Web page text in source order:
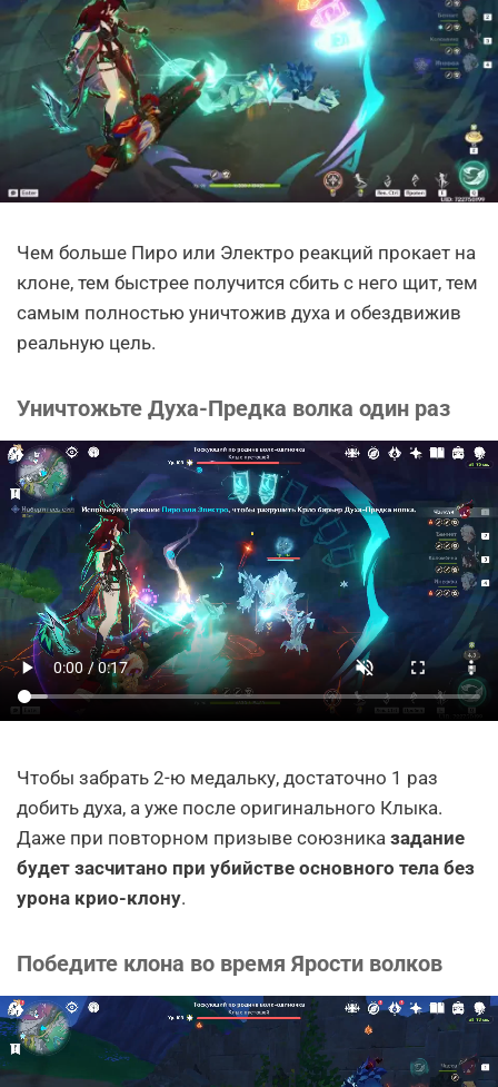
Чем больше Пиро или Электро реакций прокает на
клоне, тем быстрее получится сбить с него щит, тем
самым полностью уничтожив духа и обездвижив
реальную цель.
Уничтожьте Духа-Предка волка один раз
Чтобы забрать 2-ю медальку, достаточно 1 раз
добить духа, а уже после оригинального Клыка.
Даже при повторном призыве союзника задание
будет засчитано при убийстве основного тела без
урона крио-клону.
Победите клона во время Ярости волков